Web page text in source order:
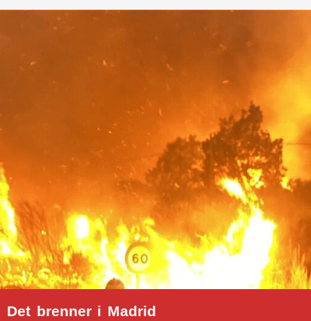
Det brenner i Madrid